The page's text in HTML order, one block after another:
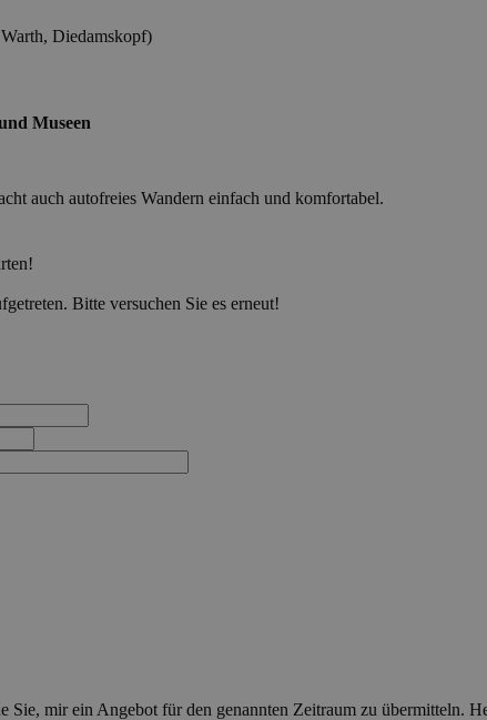
Diedamskopf)
Museen
auch autofreies Wandern einfach und komfortabel.
Bitte versuchen Sie es erneut!
Sie, mir ein Angebot für den genannten Zeitraum zu